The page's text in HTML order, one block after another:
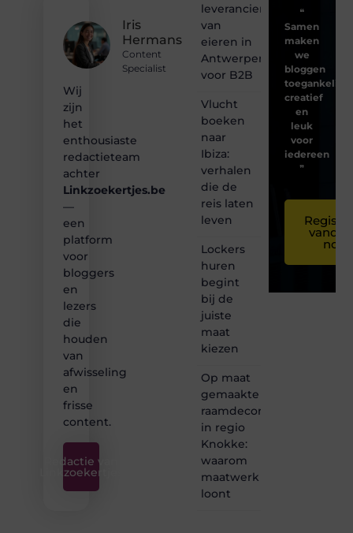
Iris
Hermans
Content
Specialist
Wij
zijn
het
enthousiaste
redactieteam
achter
Linkzoekertjes.be
—
een
platform
voor
bloggers
en
lezers
die
houden
van
afwisseling
en
frisse
content.
Redactie van
Linkzoekertjes
leverancier
van
eieren in
Antwerpen
voor B2B
Vlucht
boeken
naar
Ibiza:
verhalen
die de
reis laten
leven
Lockers
huren
begint
bij de
juiste
maat
kiezen
Op maat
gemaakte
raamdecoratie
in regio
Knokke:
waarom
maatwerk
loont
❝
Samen
maken
we
bloggen
toegankelijk,
creatief
en
leuk
voor
iedereen
❞
nog